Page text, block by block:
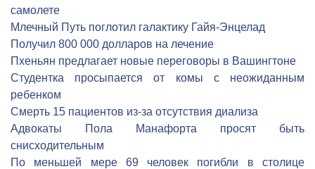
самолете
Млечный Путь поглотил галактику Гайя-Энцелад
Получил 800 000 долларов на лечение
Пхеньян предлагает новые переговоры в Вашингтоне
Студентка просыпается от комы с неожиданным
ребенком
Cмерть 15 пациентов из-за отсутствия диализа
Адвокаты Пола Манафорта просят быть
снисходительным
По меньшей мере 69 человек погибли в столице